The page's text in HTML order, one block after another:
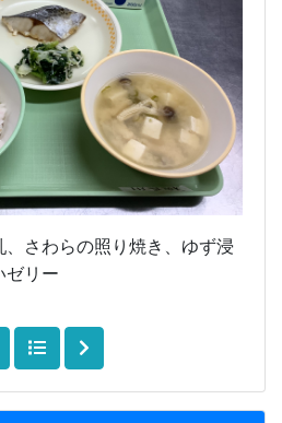
さわらの照り焼き、ゆず浸
ゼリー